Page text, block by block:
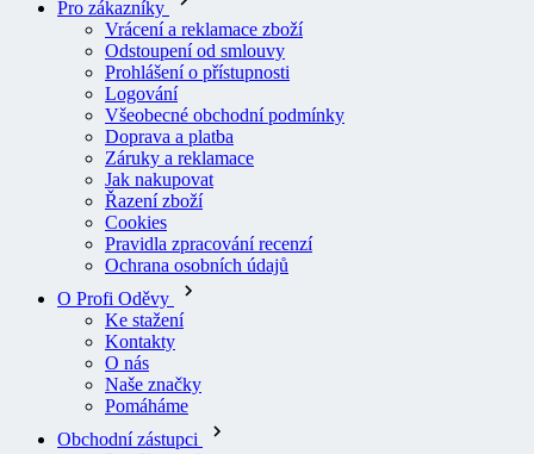
Odstoupení od smlouvy
Prohlášení o přístupnosti
Logování
Všeobecné obchodní podmínky
Doprava a platba
Záruky a reklamace
Jak nakupovat
Řazení zboží
Cookies
Pravidla zpracování recenzí
Ochrana osobních údajů
O Profi Oděvy
Ke stažení
Kontakty
O nás
Naše značky
Pomáháme
Obchodní zástupci
Pro Slovensko
Pro Českou republiku